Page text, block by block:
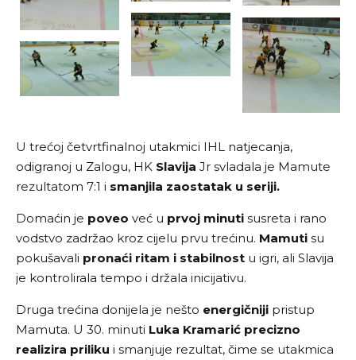
U trećoj četvrtfinalnoj utakmici IHL natjecanja,
odigranoj u Zalogu, HK Slavija Jr svladala je Mamute
rezultatom 7:1 i smanjila zaostatak u seriji.
Domaćin je poveo već u prvoj minuti susreta i rano
vodstvo zadržao kroz cijelu prvu trećinu. Mamuti su
pokušavali pronaći ritam i stabilnost u igri, ali Slavija
je kontrolirala tempo i držala inicijativu.
Druga trećina donijela je nešto energičniji pristup
Mamuta. U 30. minuti Luka Kramarić precizno
realizira priliku i smanjuje rezultat, čime se utakmica